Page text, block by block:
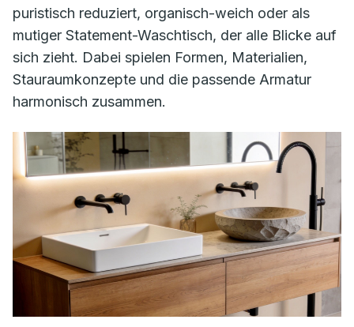
puristisch reduziert, organisch-weich oder als
mutiger Statement-Waschtisch, der alle Blicke auf
sich zieht. Dabei spielen Formen, Materialien,
Stauraumkonzepte und die passende Armatur
harmonisch zusammen.